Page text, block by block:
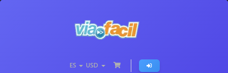
ES USD